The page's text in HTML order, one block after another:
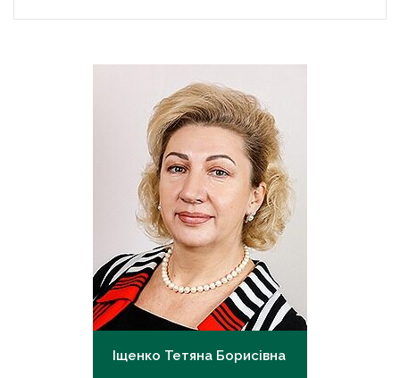
Іщенко Тетяна Борисівна